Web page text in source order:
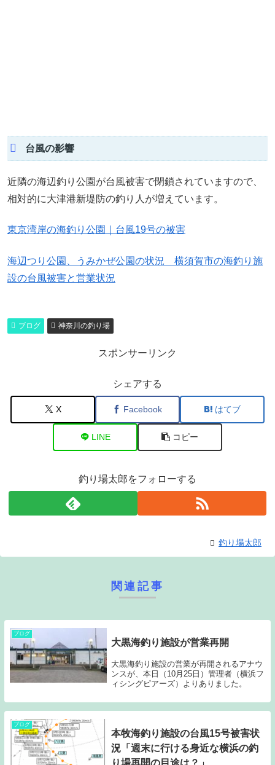
台風の影響
近隣の海辺釣り公園が台風被害で閉鎖されていますので、
相対的に大津港新堤防の釣り人が増えています。
東京湾岸の海釣り公園｜台風19号の被害
海辺つり公園、うみかぜ公園の状況 横須賀市の海釣り施
設の台風被害と営業状況
ブログ 神奈川の釣り場
スポンサーリンク
シェアする
X Facebook はてブ
LINE コピー
釣り場太郎をフォローする
釣り場太郎
関連記事
ブログ
大黒海釣り施設が営業再開
大黒海釣り施設の営業が再開されるアナウ
ンスが、本日（10月25日）管理者（横浜フ
ィシングピアーズ）よりありました。
ブログ
本牧海釣り施設の台風15号被害状
況「週末に行ける身近な横浜の釣
り場再開の目途は？」